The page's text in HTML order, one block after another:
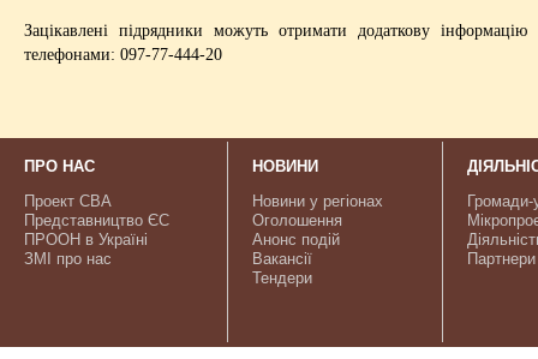
Зацікавлені підрядники можуть отримати додаткову
телефонами: 097-77-444-20
ПРО НАС
Проект CBA
Представництво ЄС
ПРООН в Україні
ЗМІ про нас
НОВИНИ
Новини у регіонах
Оголошення
Анонс подій
Вакансії
Тендери
Громади-
Партнери